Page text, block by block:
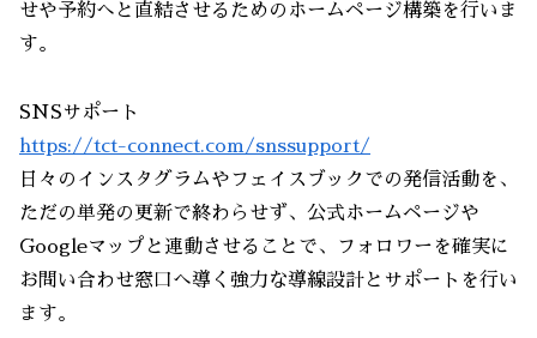
せや予約へと直結させるためのホームページ構築を行いま
す。
SNSサポート
https://tct-connect.com/snssupport/
日々のインスタグラムやフェイスブックでの発信活動を、
ただの単発の更新で終わらせず、公式ホームページや
Googleマップと連動させることで、フォロワーを確実に
お問い合わせ窓口へ導く強力な導線設計とサポートを行い
ます。